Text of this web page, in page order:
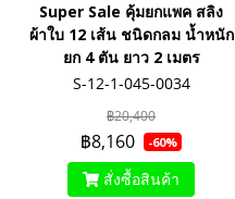
Super Sale คุ้มยกแพค สลิง
ผ้าใบ 12 เส้น ชนิดกลม น้ำหนัก
ยก 4 ตัน ยาว 2 เมตร
S-12-1-045-0034
฿20,400
฿8,160 -60%
สั่งซื้อสินค้า